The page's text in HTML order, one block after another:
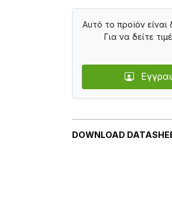
DOWNLOAD
Αυτό το προϊόν είναι
Για να δείτε